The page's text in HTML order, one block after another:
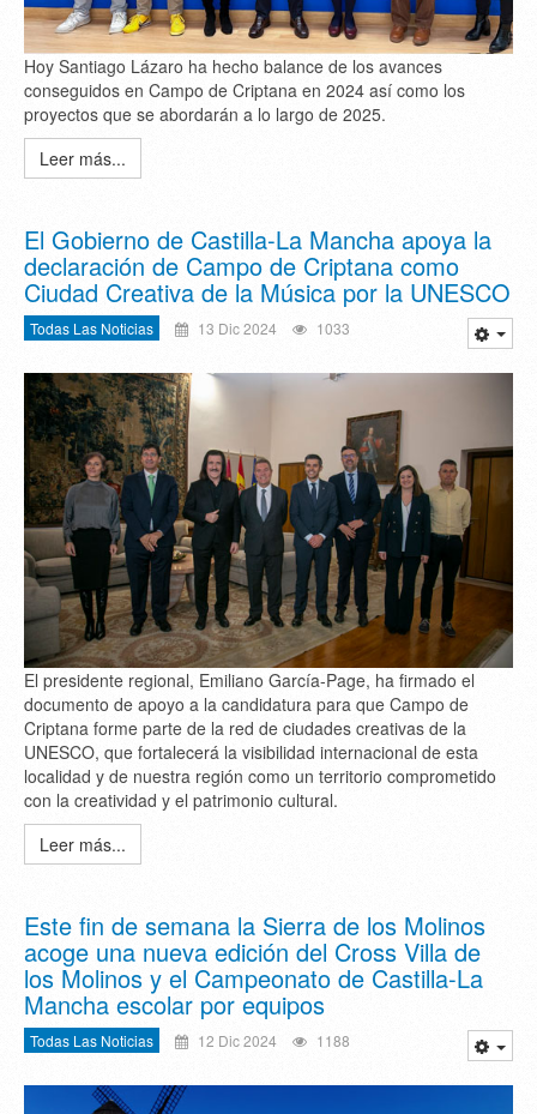
Hoy Santiago Lázaro ha hecho balance de los avances
conseguidos en Campo de Criptana en 2024 así como los
proyectos que se abordarán a lo largo de 2025.
Leer más...
El Gobierno de Castilla-La Mancha apoya la
declaración de Campo de Criptana como
Ciudad Creativa de la Música por la UNESCO
Todas Las Noticias 13 Dic 2024 1033
El presidente regional, Emiliano García-Page, ha firmado el
documento de apoyo a la candidatura para que Campo de
Criptana forme parte de la red de ciudades creativas de la
UNESCO, que fortalecerá la visibilidad internacional de esta
localidad y de nuestra región como un territorio comprometido
con la creatividad y el patrimonio cultural.
Leer más...
Este fin de semana la Sierra de los Molinos
acoge una nueva edición del Cross Villa de
los Molinos y el Campeonato de Castilla-La
Mancha escolar por equipos
Todas Las Noticias 12 Dic 2024 1188